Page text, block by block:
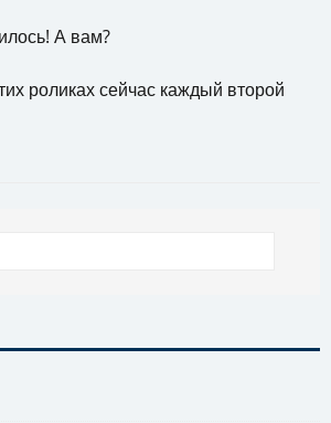
А вам?
роликах сейчас каждый второй